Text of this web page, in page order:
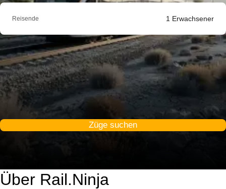
Reisende 1 Erwachsener
Züge suchen
Über Rail.Ninja